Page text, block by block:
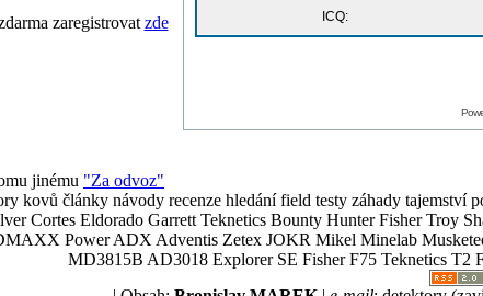
zaregistrovat zde
jinému "Za odvoz"
ICQ:
kovů články návody recenze hledání field testy záhady tajemství
Cortes Eldorado Garrett Teknetics Bounty Hunter Fisher Troy
Power ADX Adventis Zetex JOKR Mikel Minelab
MD3815B AD3018 Explorer SE Fisher F75 Teknetics T2